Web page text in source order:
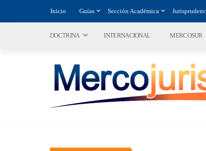
Inicio Guías Sección Académica
DOCTRINA INTERNACIONAL MERCOSUR